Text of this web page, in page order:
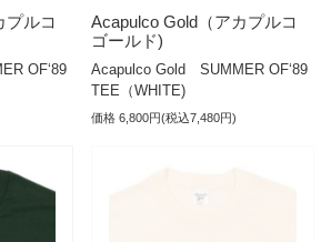
プルコ
OF‘89
Acapulco Gold（アカプルコ
ゴールド)
Acapulco Gold SUMMER OF‘89
TEE（WHITE)
価格 6,800円(税込7,480円)